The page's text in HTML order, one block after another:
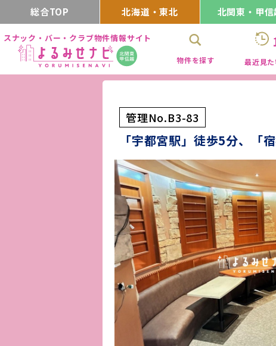
総合TOP 北海道・東北 北関東・甲信
スナック・バー・クラブ物件情報サイト
物件を探す 最近見
管理No.B3-83
「宇都宮駅」徒歩5分、「